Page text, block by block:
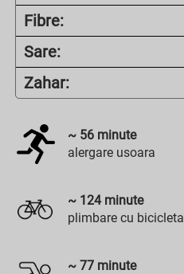
Fibre:
Sare:
Zahar:
~ 56 minute
alergare usoara
~ 124minute
plimbare cu bicicleta
~ 77 minute